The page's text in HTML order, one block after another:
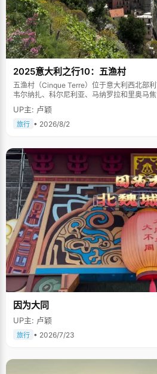
2025意大利之行10：五渔村
五渔村（Cinque Terre）位于意大利西北部利
韦尔纳扎、科尔尼利亚、马纳罗拉和里奥马
山傍海，房屋色彩斑斓，1997年被列为世界文
UP主: 卢颖
旅行 • 2026/8/2
因为大同
UP主: 卢颖
旅行 • 2026/7/23